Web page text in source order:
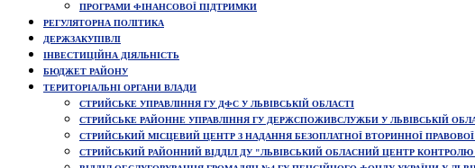
ПРОГРАМИ ФІНАНСОВОЇ ПІДТРИМКИ
РЕГУЛЯТОРНА ПОЛІТИКА
ДЕРЖЗАКУПІВЛІ
ІНВЕСТИЦІЙНА ДІЯЛЬНІСТЬ
БЮДЖЕТ РАЙОНУ
ТЕРИТОРІАЛЬНІ ОРГАНИ ВЛАДИ
СТРИЙСЬКЕ УПРАВЛІННЯ ГУ ДФС У ЛЬВІВСЬКІЙ ОБЛАСТІ
СТРИЙСЬКЕ РАЙОННЕ УПРАВЛІННЯ ГУ ДЕРЖСПОЖИВСЛУЖБИ У ЛЬВІВСЬКІЙ
СТРИЙСЬКИЙ МІСЦЕВИЙ ЦЕНТР З НАДАННЯ БЕЗОПЛАТНОЇ ВТОРИННОЇ
СТРИЙСЬКИЙ РАЙОННИЙ ВІДДІЛ ДУ "ЛЬВІВСЬКИЙ ОБЛАСНИЙ ЦЕНТР